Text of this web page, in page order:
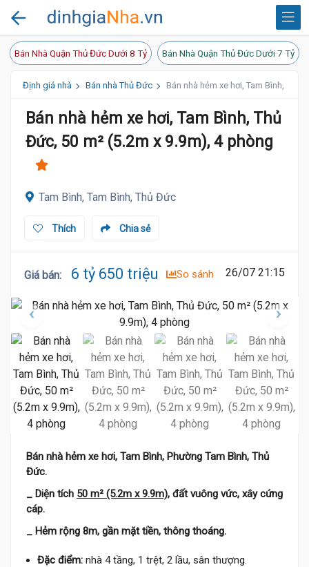
Bán Nhà Quận Thủ Đức Dưới 8 Tỷ Bán Nhà Quận Thủ Đức Dưới 7 Tỷ
Định giá nhà Bán nhà Thủ Đức Bán nhà hẻm xe hơi, Tam Bình, Thủ
Bán nhà hẻm xe hơi, Tam Bình, Thủ
Đức, 50 m² (5.2m x 9.9m), 4 phòng
Tam Bình, Tam Bình, Thủ Đức
Chia sẻ
Thích
Giá bán: 6 tỷ 650 triệu So sánh 26/07 21:15
Bán nhà hẻm xe hơi, Tam Bình, Phường Tam Bình, Thủ
Đức.
_ Diện tích 50 m² (5.2m x 9.9m), đất vuông vức, xây cứng
cáp.
_ Hẻm rộng 8m, gần mặt tiền, thông thoáng.
Đặc điểm: nhà 4 tầng, 1 trệt, 2 lầu, sân thượng.